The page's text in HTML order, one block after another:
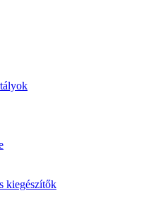
kiegészítők